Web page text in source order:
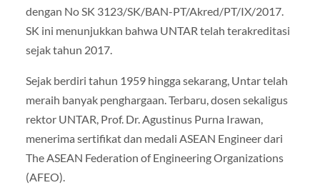
dengan No SK 3123/SK/BAN-PT/Akred/PT/IX/2017.
SK ini menunjukkan bahwa UNTAR telah terakreditasi
sejak tahun 2017.
Sejak berdiri tahun 1959 hingga sekarang, Untar telah
meraih banyak penghargaan. Terbaru, dosen sekaligus
rektor UNTAR, Prof. Dr. Agustinus Purna Irawan,
menerima sertifikat dan medali ASEAN Engineer dari
The ASEAN Federation of Engineering Organizations
(AFEO).